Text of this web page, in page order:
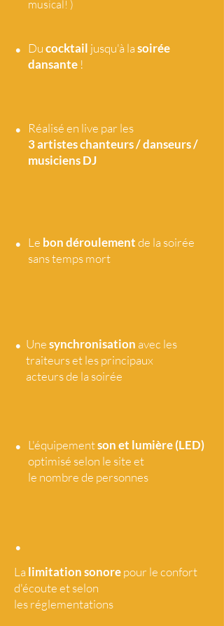
musical! )
• Ducocktail jusqu'à lasoirée
dansante !
•
Réalisé en live par les
3 artisteschanteurs / danseurs /
musiciens DJ
• Le bon déroulementde la soirée
sans temps mort
• Unesynchronisation avec les
traiteurs et les principaux
acteurs de la soirée
• L'équipementson et lumière (LED)
optimisé selon le site et
le nombre de personnes
•
La limitation sonorepour le confort
d'écoute et selon
les réglementations